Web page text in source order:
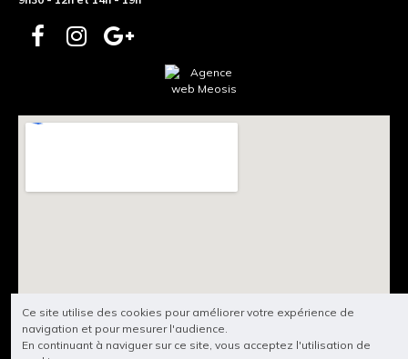
Ce site utilise des cookies pour améliorer votre expérience de
navigation et pour mesurer l'audience.
En continuant à naviguer sur ce site, vous acceptez l'utilisation de